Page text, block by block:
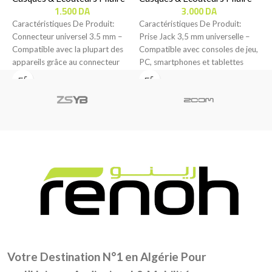
1.500DA
Caractéristiques De Produit:
Connecteur universel 3.5 mm –
Compatible avec la plupart des
appareils grâce au connecteur
AUX 3.5 mm
3.000DA
Caractéristiques De Produit:
Prise Jack 3,5 mm universelle –
Compatible avec consoles de jeu,
PC, smartphones et tablettes
pour une
Votre Destination N°1 en Algérie Pour